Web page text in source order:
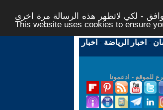
- لكي لاتظهر هذه الرسالة مرة اخرى -
This website uses cookies to ensure
- اخبار الرياضة - اخبار
للموقع - ادعمونا